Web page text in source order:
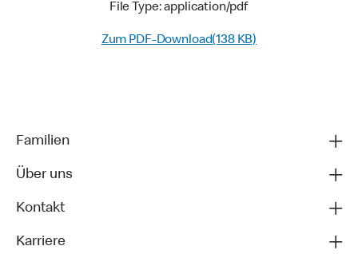
File Type: application/pdf
Zum PDF-Download(138 KB)
Familien
Über uns
Kontakt
Karriere